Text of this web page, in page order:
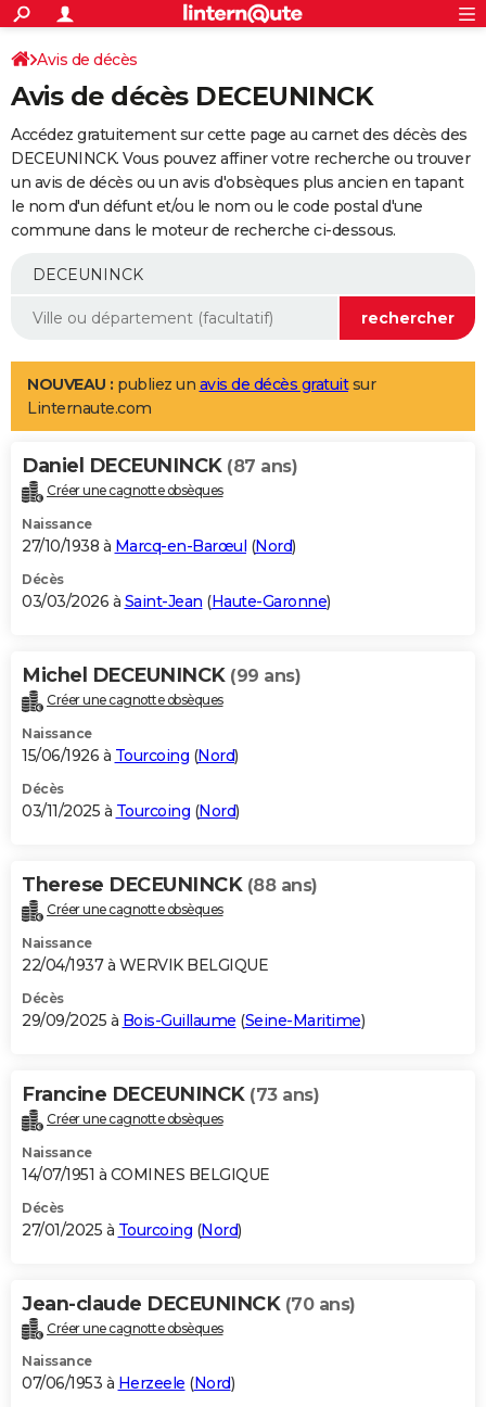
ACTUALITÉS
Politique
Société
Faits Divers
Education
Monde
Villes
+
SPORT
Coupe du monde 2026
Football
Tennis
Cyclisme
Rugby
Forum
Programme TV
TNT
Streaming
Cinéma
Sorties cinéma
Musique
+
FINANCE
Impôts
Immobilier
Risques naturels par ville
Banque
Assurance
Crédit
AUTO
Essais
Réserver un essai
Citadines
Berlines
SUV
Forum auto
+
Mobiles
Meilleur smartphone
Internet
Ordinateurs
Jeux vidéo
Guide high-tech
Aménagement intérieur
LIFESTYLE
Art de vivre
Bien-être
Loisirs
Mode
Modes de vie
Alimentation
Guide de la santé
Maladies
Médicaments
Sommeil
VOYAGE
Destinations
City break
Voyage nature
Voyage de noces
Forum
Climat
+PHOTO
GUIDES D'ACHAT
BONS PLANS
Carte de Noël
Carte Bonne année
Carte Saint-Valentin
Carte Pâques
Carte d'anniversaire
DICTIONNAIRE
Dictionnaire
Biographies
Citations
Expressions
Proverbes
PROGRAMME TV
S'inscrire
Se connecter
Lycées
Collèges
Primaires
Universités
Entreprises
Service militaire
Avis de recherche
AVIS DE DÉCÈS
Bricolage
Lifestyle
Culture
Sport
Auto
Television
Voyage
Cinema
Avis de décès
Avis de décès DECEUNINCK
Accédez gratuitement sur cette page au carnet des décès des
DECEUNINCK. Vous pouvez affiner votre recherche ou trouver
un avis de décès ou un avis d'obsèques plus ancien en tapant
le nom d'un défunt et/ou le nom ou le code postal d'une
commune dans le moteur de recherche ci-dessous.
NOUVEAU : publiez un avis de décès gratuitsur
Linternaute.com
Daniel DECEUNINCK (87 ans)
Créer une cagnotte obsèques
Naissance
27/10/1938 à Marcq-en-Barœul (Nord)
Décès
03/03/2026 à Saint-Jean (Haute-Garonne)
Michel DECEUNINCK (99 ans)
Créer une cagnotte obsèques
Naissance
15/06/1926 à Tourcoing (Nord)
Décès
03/11/2025 à Tourcoing (Nord)
Therese DECEUNINCK (88 ans)
Créer une cagnotte obsèques
Naissance
22/04/1937 à WERVIK BELGIQUE
Décès
29/09/2025 à Bois-Guillaume (Seine-Maritime)
Francine DECEUNINCK (73 ans)
Créer une cagnotte obsèques
Naissance
14/07/1951 à COMINES BELGIQUE
Décès
27/01/2025 à Tourcoing (Nord)
Jean-claude DECEUNINCK (70 ans)
Créer une cagnotte obsèques
Naissance
07/06/1953 à Herzeele (Nord)